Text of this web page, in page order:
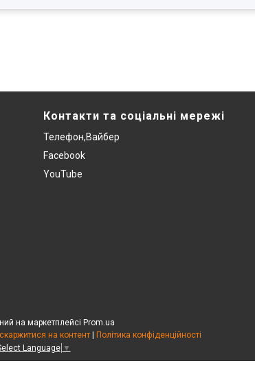
Контакти та соціальні мережі
Телефон,Вайбер
Facebook
YouTube
на маркетплейсі Prom.ua
на контент | Політика конфіденційності
Language ▼